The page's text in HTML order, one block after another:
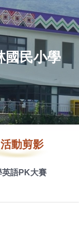
國民小學
活動剪影
英語PK大賽